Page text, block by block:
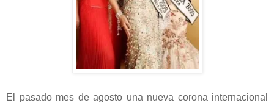
El pasado mes de agosto una nueva corona internacional